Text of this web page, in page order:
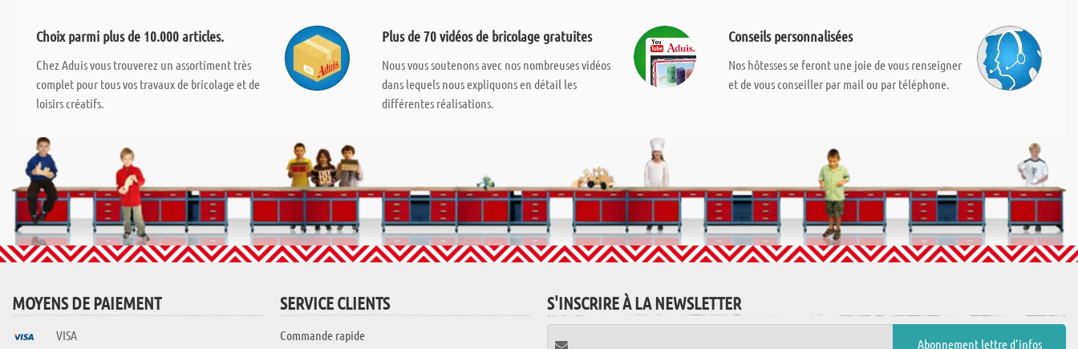
Choix parmi plus de 10.000 articles.
Chez Aduis vous trouverez un assortiment très
complet pour tous vos travaux de bricolage et de
loisirs créatifs.
Plus de 70 vidéos de bricolage gratuites
Nous vous soutenons avec nos nombreuses vidéos
dans lequels nous expliquons en détail les
différentes réalisations.
Conseils personnalisées
Nos hôtesses se feront une joie de vous renseigner
et de vous conseiller par mail ou par téléphone.
MOYENS DE PAIEMENT
VISA
SERVICE CLIENTS
Commande rapide
S'INSCRIRE À LA NEWSLETTER